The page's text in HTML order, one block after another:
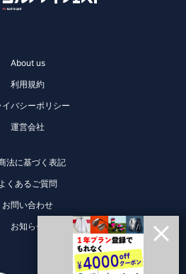
About us
利用規約
イバシーポリシー
運営会社
法に基づく表記
よくあるご質問
お問い合わせ
お知らせ